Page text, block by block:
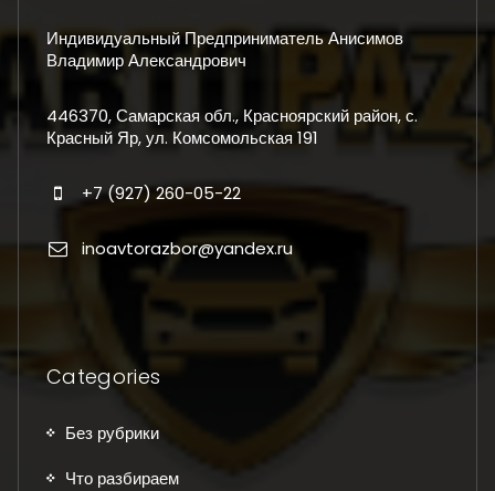
Индивидуальный Предприниматель Анисимов
Владимир Александрович
446370, Самарская обл., Красноярский район, с.
Красный Яр, ул. Комсомольская 191
+7 (927) 260-05-22
inoavtorazbor@yandex.ru
Categories
Без рубрики
Что разбираем